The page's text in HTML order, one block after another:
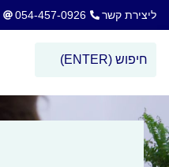
ליצירת קשר 054-457-0926